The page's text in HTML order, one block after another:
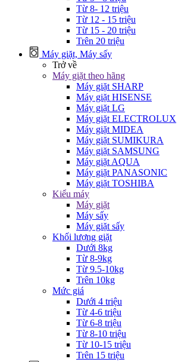
Từ 8- 12 triệu
Từ 12 - 15 triệu
Từ 15 - 20 triệu
Trên 20 triệu
Máy giặt, Máy sấy
Trở về
Máy giặt theo hãng
Máy giặt SHARP
Máy giặt HISENSE
Máy giặt LG
Máy giặt ELECTROLUX
Máy giặt MIDEA
Máy giặt SUMIKURA
Máy giặt SAMSUNG
Máy giặt AQUA
Máy giặt PANASONIC
Máy giặt TOSHIBA
Kiểu máy
Máy giặt
Máy sấy
Máy giặt sấy
Khối lượng giặt
Dưới 8kg
Từ 8-9kg
Từ 9.5-10kg
Trên 10kg
Mức giá
Dưới 4 triệu
Từ 4-6 triệu
Từ 6-8 triệu
Từ 8-10 triệu
Từ 10-15 triệu
Trên 15 triệu